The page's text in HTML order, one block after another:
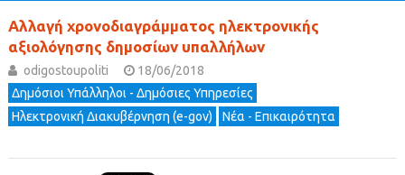
Αλλαγή χρονοδιαγράμματος ηλεκτρονικής
αξιολόγησης δημοσίων υπαλλήλων
odigostoupoliti
18/06/2018
Δημόσιοι Υπάλληλοι - Δημόσιες Υπηρεσίες
Ηλεκτρονική Διακυβέρνηση (e-gov)
Νέα - Επικαιρότητα